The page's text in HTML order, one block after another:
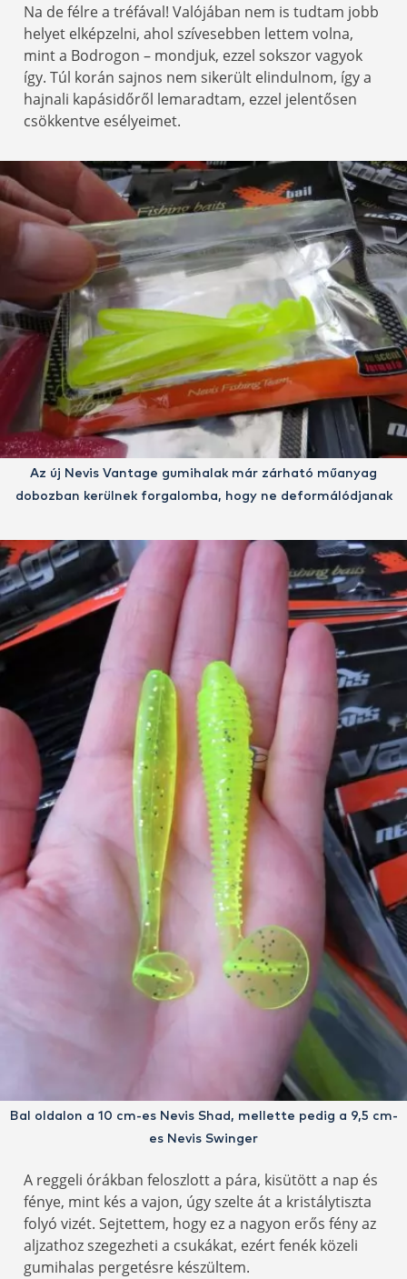
Na de félre a tréfával! Valójában nem is tudtam jobb
helyet elképzelni, ahol szívesebben lettem volna,
mint a Bodrogon – mondjuk, ezzel sokszor vagyok
így. Túl korán sajnos nem sikerült elindulnom, így a
hajnali kapásidőről lemaradtam, ezzel jelentősen
csökkentve esélyeimet.
Az új Nevis Vantage gumihalak már zárható műanyag
dobozban kerülnek forgalomba, hogy ne deformálódjanak
Bal oldalon a 10 cm-es Nevis Shad, mellette pedig a 9,5 cm-
es Nevis Swinger
A reggeli órákban feloszlott a pára, kisütött a nap és
fénye, mint kés a vajon, úgy szelte át a kristálytiszta
folyó vizét. Sejtettem, hogy ez a nagyon erős fény az
aljzathoz szegezheti a csukákat, ezért fenék közeli
gumihalas pergetésre készültem.